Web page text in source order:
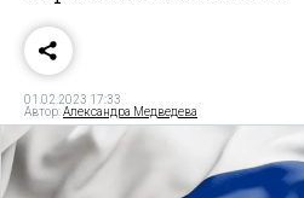
01.02.2023 17:33
Автор:Александра Медведева